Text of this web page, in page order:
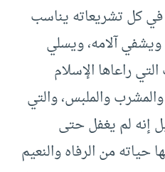
في كل تشريعاته يناسب
ويشفي آلامه، ويسلي
راعاها الإسلام
والملبس، والتي
إنه لم يغفل حتى
من الرفاه والنعيم